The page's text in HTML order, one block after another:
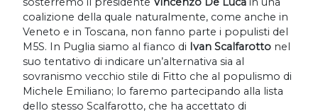
coalizione della quale naturalmente, come anche in
Veneto e in Toscana, non fanno parte i populisti del
M5S. In Puglia siamo al fianco di Ivan Scalfarotto nel
suo tentativo di indicare un’alternativa sia al
sovranismo vecchio stile di Fitto che al populismo di
Michele Emiliano; lo faremo partecipando alla lista
dello stesso Scalfarotto, che ha accettato di